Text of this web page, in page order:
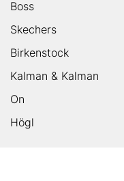
Boss
Skechers
Birkenstock
Kalman & Kalman
On
Högl